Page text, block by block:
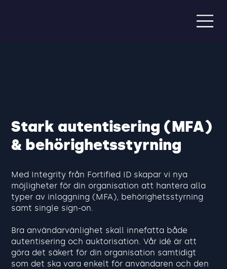
Stark autentisering (MFA)
& behörighetsstyrning
Med Integrity från Fortified ID skapar vi nya
möjligheter för din organisation att hantera alla
typer av inloggning (MFA), behörighetsstyrning
samt single sign-on.
Bra användarvänlighet skall innefatta både
autentisering och auktorisation. Vår idé är att
göra det säkert för din organisation samtidigt
som det ska vara enkelt för användaren och den